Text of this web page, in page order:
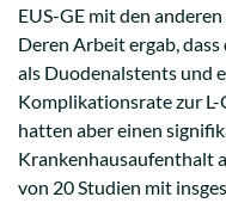
EUS-GE mit den
Deren Arbeit ergab,
als Duodenalstents und
Komplikationsrate zur L-
hatten aber einen
Krankenhausaufenthalt
von 20 Studien mit